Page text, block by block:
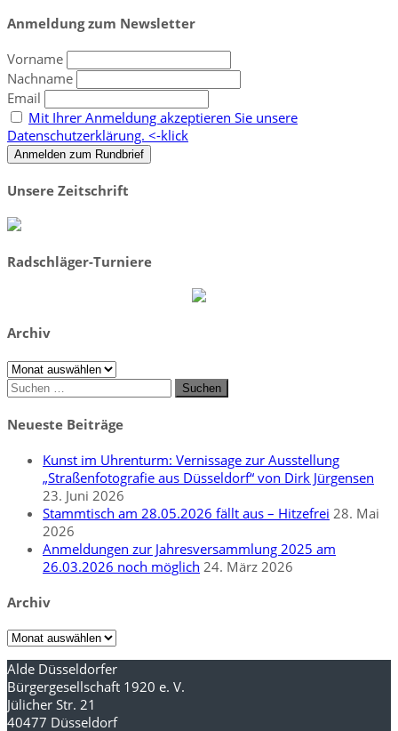
Anmeldung zum Newsletter
Vorname
Nachname
Email
Mit Ihrer Anmeldung akzeptieren Sie unsere
Datenschutzerklärung. <-klick
Unsere Zeitschrift
Radschläger-Turniere
Archiv
Archiv
Suchen
nach:
Neueste Beiträge
Kunst im Uhrenturm: Vernissage zur Ausstellung
„Straßenfotografie aus Düsseldorf“ von Dirk Jürgensen
23. Juni 2026
Stammtisch am 28.05.2026 fällt aus – Hitzefrei 28. Mai
2026
Anmeldungen zur Jahresversammlung 2025 am
26.03.2026 noch möglich 24. März 2026
Archiv
Archiv
Alde Düsseldorfer
Bürgergesellschaft 1920 e. V.
Jülicher Str. 21
40477 Düsseldorf